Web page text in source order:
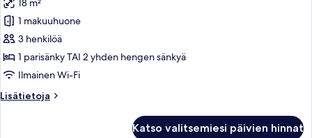
Kahden
hengen
huone
(yksi
tai
sänkyä),
18 m²
1 makuuhuone
3 henkilöä
1 parisänky TAI 2 yhden hengen sänkyä
Ilmainen Wi-Fi
Lisätietoja
Lisätietoja
Katso valitsemiesi päivien hinnat